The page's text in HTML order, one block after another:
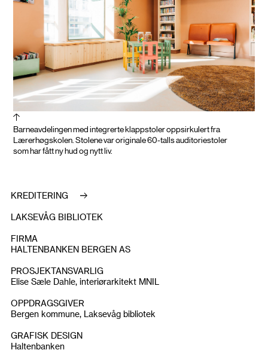
Barneavdelingen med integrerte klappstoler oppsirkulert fra
Lærerhøgskolen. Stolene var originale 60-talls auditoriestoler
som har fått ny hud og nytt liv.
KREDITERING
LAKSEVÅG BIBLIOTEK
FIRMA
HALTENBANKEN BERGEN AS
PROSJEKTANSVARLIG
Elise Sæle Dahle, interiørarkitekt MNIL
OPPDRAGSGIVER
Bergen kommune, Laksevåg bibliotek
GRAFISK DESIGN
Haltenbanken